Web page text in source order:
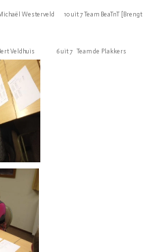
Westerveld 10 uit 7 Team BeaTnT [Brengt
Toe]
Veldhuis 6 uit 7 Team de Plakkers